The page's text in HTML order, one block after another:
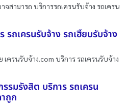
จสามารถ บริการรถเครนรับจ้าง รถเครน
รถเครนรับจ้าง รถเฮี๊ยบรับจ้าง
เครนรับจ้าง.com บริการ รถเครนรับจ้าง
รมรังสิต บริการ รถเครน
ถูก